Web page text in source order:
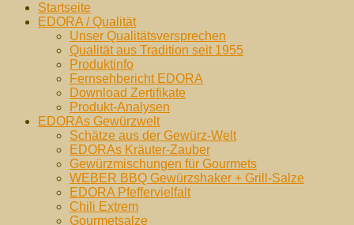
oben
Startseite
EDORA / Qualität
Unser Qualitätsversprechen
Qualität aus Tradition seit 1955
Produktinfo
Fernsehbericht EDORA
Download Zertifikate
Produkt-Analysen
EDORAs Gewürzwelt
Schätze aus der Gewürz-Welt
EDORAs Kräuter-Zauber
Gewürzmischungen für Gourmets
WEBER BBQ Gewürzshaker + Grill-Salze
EDORA Pfeffervielfalt
Chili Extrem
Gourmetsalze